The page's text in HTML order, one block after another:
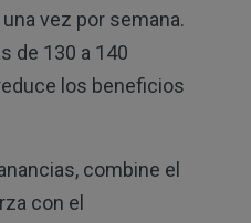
vez por semana.
de 130 a 140
los beneficios
combine el
con el